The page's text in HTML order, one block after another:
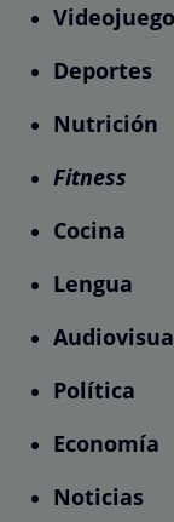
Deportes
Nutrición
Fitness
Cocina
Lengua
Política
Economía
Noticias